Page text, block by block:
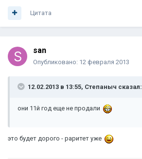
Цитата
san
Опубликовано: 12 февраля 2013
12.02.2013 в 13:55, Степаныч сказал:
они 11й год еще не продали
это будет дорого - раритет уже